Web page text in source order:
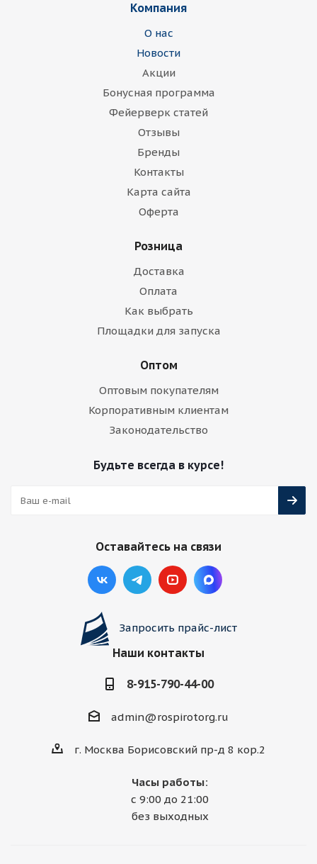
Компания
О нас
Новости
Акции
Бонусная программа
Фейерверк статей
Отзывы
Бренды
Контакты
Карта сайта
Оферта
Розница
Доставка
Оплата
Как выбрать
Площадки для запуска
Оптом
Оптовым покупателям
Корпоративным клиентам
Законодательство
Будьте всегда в курсе!
Оставайтесь на связи
Запросить прайс-лист
Наши контакты
8-915-790-44-00
admin@rospirotorg.ru
г. Москва Борисовский пр-д 8 кор.2
Часы работы:
с 9:00 до 21:00
без выходных